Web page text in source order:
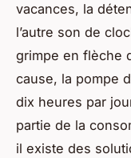
vacances, la
l’autre son de
grimpe en flèche
cause, la pompe
dix heures par
partie de la
il existe des